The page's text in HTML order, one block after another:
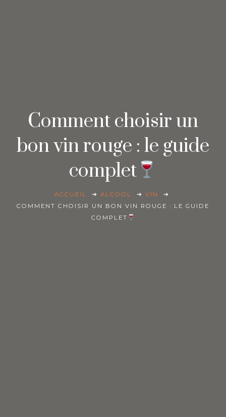
Comment choisir un
bon vin rouge : le guide
complet
ACCUEIL ALCOOL
VIN
COMMENT CHOISIR UN BON VIN ROUGE : LE GUIDE
COMPLET